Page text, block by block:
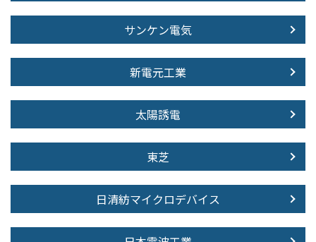
サンケン電気
新電元工業
太陽誘電
東芝
日清紡マイクロデバイス